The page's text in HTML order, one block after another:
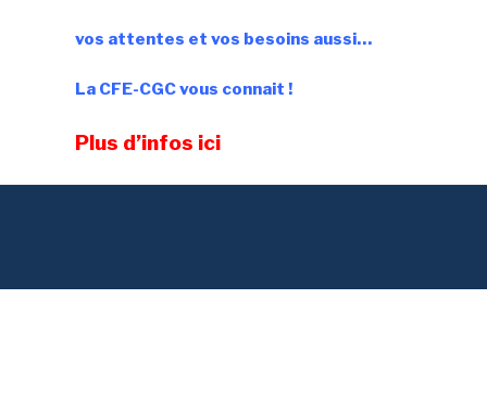
vos attentes et vos besoins aussi…
La CFE-CGC vous connait !
Plus d’infos ici